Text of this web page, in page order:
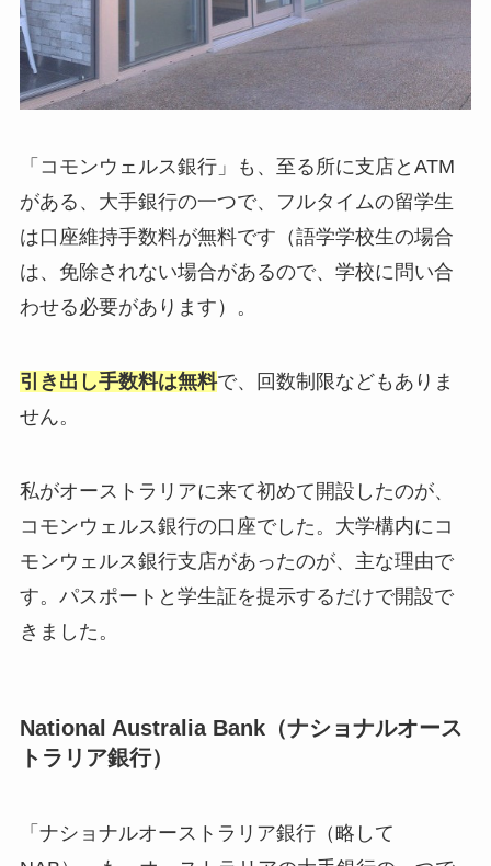
「コモンウェルス銀行」も、至る所に支店とATM
がある、大手銀行の一つで、フルタイムの留学生
は口座維持手数料が無料です（語学学校生の場合
は、免除されない場合があるので、学校に問い合
わせる必要があります）。
引き出し手数料は無料で、回数制限などもありま
せん。
私がオーストラリアに来て初めて開設したのが、
コモンウェルス銀行の口座でした。大学構内にコ
モンウェルス銀行支店があったのが、主な理由で
す。パスポートと学生証を提示するだけで開設で
きました。
National Australia Bank（ナショナルオース
トラリア銀行）
「ナショナルオーストラリア銀行（略して